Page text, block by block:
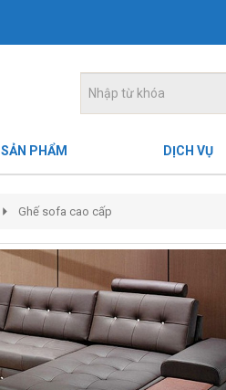
SẢN PHẨM DỊCH VỤ
Ghế sofa cao cấp